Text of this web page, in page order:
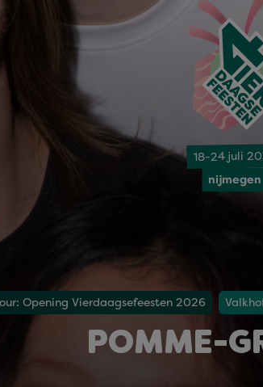
18-24 juli
nijmegen
Opening Vierdaagsefeesten 2026
POMME-